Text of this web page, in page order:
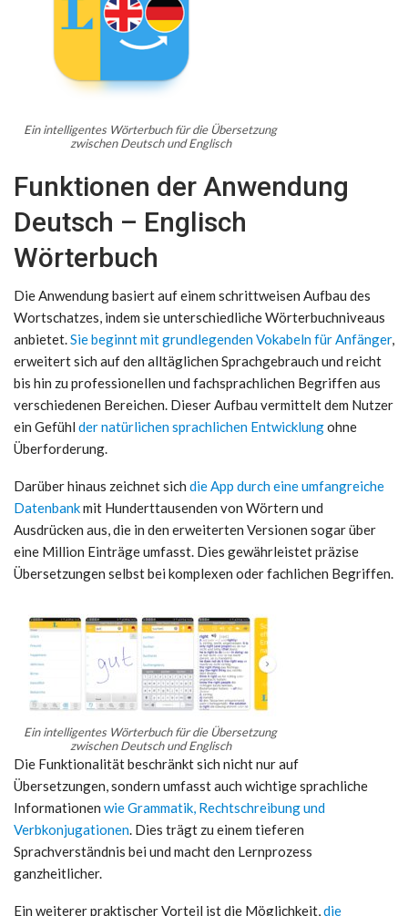
Ein intelligentes Wörterbuch für die Übersetzung
zwischen Deutsch und Englisch
Funktionen der Anwendung
Deutsch – Englisch
Wörterbuch
Die Anwendung basiert auf einem schrittweisen Aufbau des
Wortschatzes, indem sie unterschiedliche Wörterbuchniveaus
anbietet.Sie beginnt mit grundlegenden Vokabeln für Anfänger,
erweitert sich auf den alltäglichen Sprachgebrauch und reicht
bis hin zu professionellen und fachsprachlichen Begriffen aus
verschiedenen Bereichen. Dieser Aufbau vermittelt dem Nutzer
ein Gefühl der natürlichen sprachlichen Entwicklungohne
Überforderung.
Darüber hinaus zeichnet sich die App durch eine umfangreiche
Datenbankmit Hunderttausenden von Wörtern und
Ausdrücken aus, die in den erweiterten Versionen sogar über
eine Million Einträge umfasst. Dies gewährleistet präzise
Übersetzungen selbst bei komplexen oder fachlichen Begriffen.
Ein intelligentes Wörterbuch für die Übersetzung
zwischen Deutsch und Englisch
Die Funktionalität beschränkt sich nicht nur auf
Übersetzungen, sondern umfasst auch wichtige sprachliche
Informationen wie Grammatik, Rechtschreibung und
Verbkonjugationen. Dies trägt zu einem tieferen
Sprachverständnis bei und macht den Lernprozess
ganzheitlicher.
Ein weiterer praktischer Vorteil ist die Möglichkeit,die